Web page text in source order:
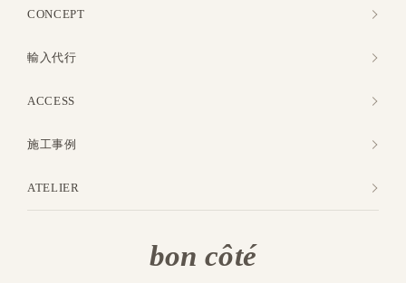
CONCEPT
輸入代行
ACCESS
施工事例
ATELIER
bon côté